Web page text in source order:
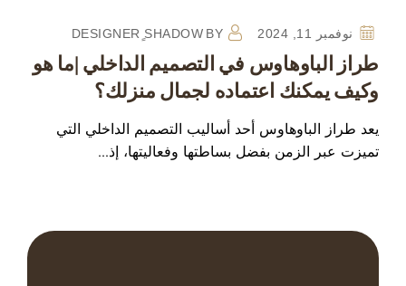
نوفمبر 11, 2024 BY DESIGNER ٍSHADOW
طراز الباوهاوس في التصميم الداخلي |ما هو
وكيف يمكنك اعتماده لجمال منزلك؟
يعد طراز الباوهاوس أحد أساليب التصميم الداخلي التي
تميزت عبر الزمن بفضل بساطتها وفعاليتها، إذ…